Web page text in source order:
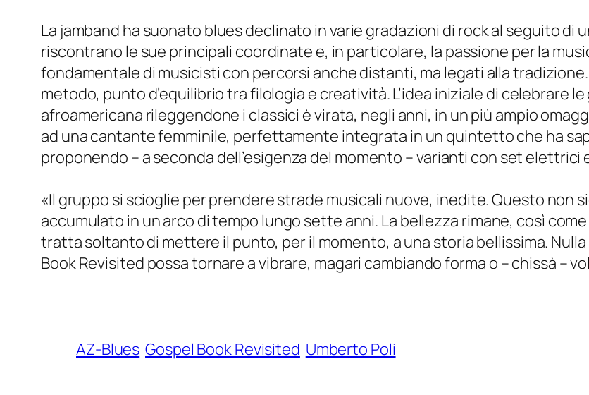
La jamband ha suonato blues declinato in varie gradazioni di rock al seguito di
riscontrano le sue principali coordinate e, in particolare, la passione per la
fondamentale di musicisti con percorsi anche distanti, ma legati alla
metodo, punto d’equilibrio tra filologia e creatività. L’idea iniziale di celebrare
afroamericana rileggendone i classici è virata, negli anni, in un più ampio
ad una cantante femminile, perfettamente integrata in un quintetto che ha
proponendo – a seconda dell’esigenza del momento – varianti con set elettrici
«Il gruppo si scioglie per prendere strade musicali nuove, inedite. Questo non
accumulato in un arco di tempo lungo sette anni. La bellezza rimane, così
tratta soltanto di mettere il punto, per il momento, a una storia bellissima.
Book Revisited possa tornare a vibrare, magari cambiando forma o – chissà –
AZ-Blues Gospel Book Revisited Umberto Poli